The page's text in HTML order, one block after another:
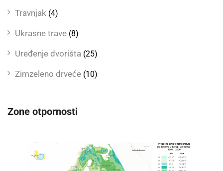
Travnjak (4)
Ukrasne trave (8)
Uređenje dvorišta (25)
Zimzeleno drveće (10)
Zone otpornosti